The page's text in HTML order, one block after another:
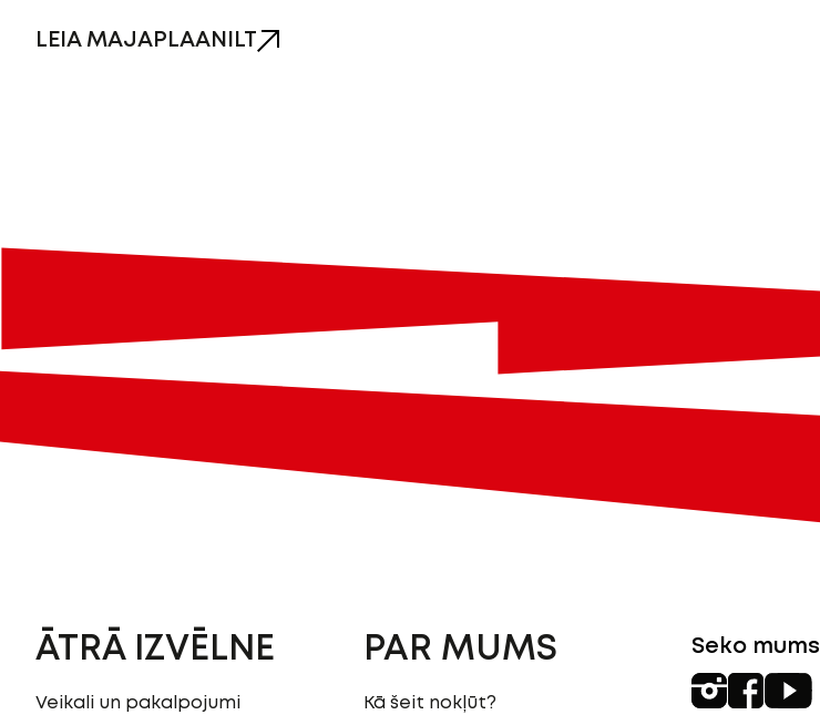
LEIA MAJAPLAANILT
ĀTRĀ IZVĒLNE
Veikali un pakalpojumi
PAR MUMS
Kā šeit nokļūt?
Seko mums